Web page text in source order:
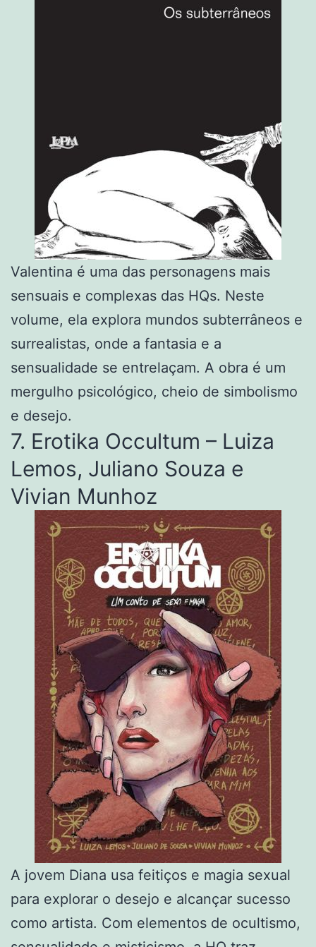
Valentina é uma das personagens mais
sensuais e complexas das HQs. Neste
volume, ela explora mundos subterrâneos e
surrealistas, onde a fantasia e a
sensualidade se entrelaçam. A obra é um
mergulho psicológico, cheio de simbolismo
e desejo.
7. Erotika Occultum – Luiza
Lemos, Juliano Souza e
Vivian Munhoz
A jovem Diana usa feitiços e magia sexual
para explorar o desejo e alcançar sucesso
como artista. Com elementos de ocultismo,